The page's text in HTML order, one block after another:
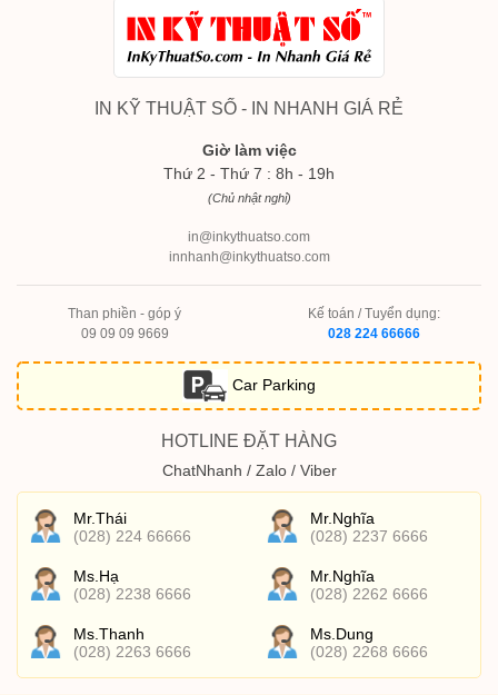
IN KỸ THUẬT SỐ - IN NHANH GIÁ RẺ
Giờ làm việc
Thứ 2 - Thứ 7 : 8h - 19h
(Chủ nhật nghỉ)
in@inkythuatso.com
innhanh@inkythuatso.com
Than phiền - góp ý
09 09 09 9669
Kế toán / Tuyển dụng:
028 224 66666
Car Parking
HOTLINE ĐẶT HÀNG
ChatNhanh / Zalo / Viber
Mr.Thái
(028) 224 66666
Mr.Nghĩa
(028) 2237 6666
Ms.Hạ
(028) 2238 6666
Mr.Nghĩa
(028) 2262 6666
Ms.Thanh
(028) 2263 6666
Ms.Dung
(028) 2268 6666